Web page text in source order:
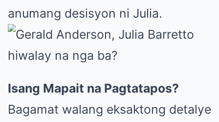
anumang desisyon ni Julia.
Isang Mapait na Pagtatapos?
Bagamat walang eksaktong detalye